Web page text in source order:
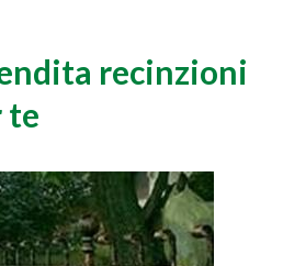
recinzioni
te